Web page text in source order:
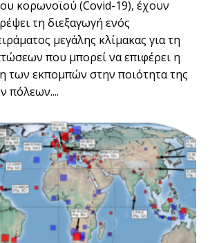
κορωνοϊού (Covid-19), έχουν
τη διεξαγωγή ενός
μεγάλης κλίμακας για τη
που μπορεί να επιφέρει η
των εκπομπών στην ποιότητα της
πόλεων....